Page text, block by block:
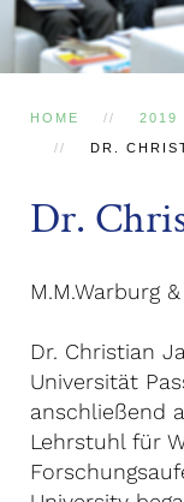
HOME 2019
DR.
Dr.
M.M.Warburg &
Dr. Christian
Universität
anschließend
Lehrstuhl für